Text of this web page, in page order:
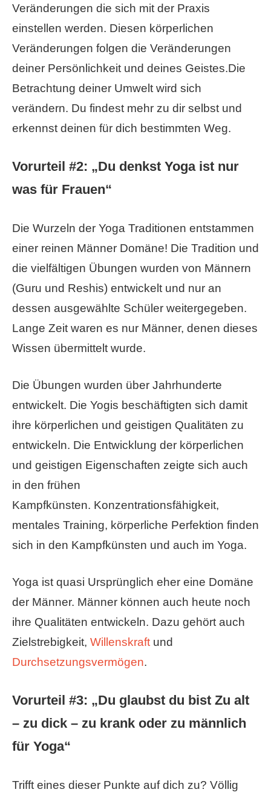
Veränderungen die sich mit der Praxis
einstellen werden. Diesen körperlichen
Veränderungen folgen die Veränderungen
deiner Persönlichkeit und deines Geistes.Die
Betrachtung deiner Umwelt wird sich
verändern. Du findest mehr zu dir selbst und
erkennst deinen für dich bestimmten Weg.
Vorurteil #2: „Du denkst Yoga ist nur
was für Frauen“
Die Wurzeln der Yoga Traditionen entstammen
einer reinen Männer Domäne! Die Tradition und
die vielfältigen Übungen wurden von Männern
(Guru und Reshis) entwickelt und nur an
dessen ausgewählte Schüler weitergegeben.
Lange Zeit waren es nur Männer, denen dieses
Wissen übermittelt wurde.
Die Übungen wurden über Jahrhunderte
entwickelt. Die Yogis beschäftigten sich damit
ihre körperlichen und geistigen Qualitäten zu
entwickeln. Die Entwicklung der körperlichen
und geistigen Eigenschaften zeigte sich auch
in den frühen
Kampfkünsten. Konzentrationsfähigkeit,
mentales Training, körperliche Perfektion finden
sich in den Kampfkünsten und auch im Yoga.
Yoga ist quasi Ursprünglich eher eine Domäne
der Männer. Männer können auch heute noch
ihre Qualitäten entwickeln. Dazu gehört auch
Zielstrebigkeit, Willenskraft und
Durchsetzungsvermögen.
Vorurteil #3: „Du glaubst du bist Zu alt
– zu dick – zu krank oder zu männlich
für Yoga“
Trifft eines dieser Punkte auf dich zu? Völlig